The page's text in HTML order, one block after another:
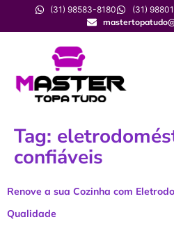
(31) 98583-8180 (31)
Tag:
confiáveis
Renove a sua Cozinha com
Qualidade